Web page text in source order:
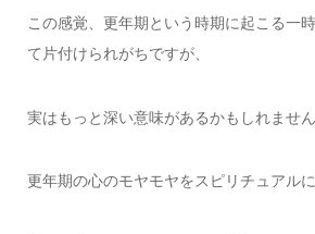
この感覚、更年期という時期に起こる一
て片付けられがちですが、
実はもっと深い意味があるかもしれません
更年期の心のモヤモヤをスピリチュアルに